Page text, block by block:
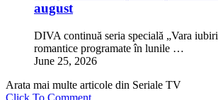
august
DIVA continuă seria specială „Vara
romantice programate în lunile …
June 25, 2026
Arata mai multe articole din Seriale TV
Click To Comment